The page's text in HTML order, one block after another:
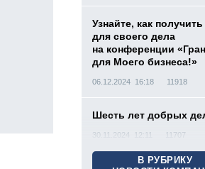
Узнайте, как получить
для своего дела
на конференции
для Моего бизнеса!»
06.12.2024 16:18 11918
Шесть лет добрых
30.11.2024 12:11 11707
В РУБРИКУ